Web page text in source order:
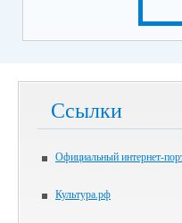
Ссылки
Официальный интернет-
Культура.рф